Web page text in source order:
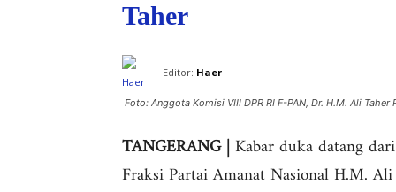
Taher
Editor: Haer
Foto: Anggota Komisi VIII DPR RI F-PAN, Dr. H.M. Ali
TANGERANG | Kabar duka datang
Fraksi Partai Amanat Nasional H.M. Ali